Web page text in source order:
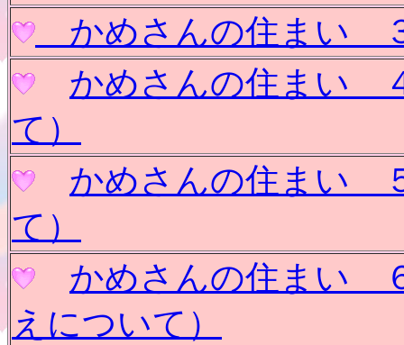
かめさんの住ま
かめさんの住ま
て）
かめさんの住ま
て）
かめさんの住ま
えについて）